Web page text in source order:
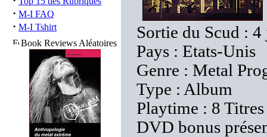
· M-I FAQ
· M-I Tshirt
Book Reviews Aléatoires
Sortie du Scud :
Pays : Etats-Unis
Genre : Metal
Type : Album
Playtime : 8
DVD bonus